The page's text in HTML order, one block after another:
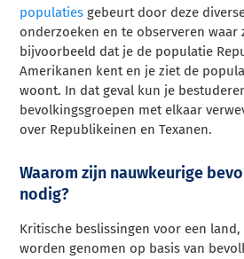
populaties gebeurt door deze
onderzoeken en te observeren waar
bijvoorbeeld dat je de populatie
Amerikanen kent en je ziet de
woont. In dat geval kun je
bevolkingsgroepen met elkaar
over Republikeinen en Texanen.
Waarom zijn nauwkeurige
nodig?
Kritische beslissingen voor een
worden genomen op basis van